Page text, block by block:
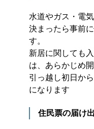
水道やガス・電
決まったら事前
す。
新居に関しても
は、あらかじめ
引っ越し初日か
になります
住民票の届け